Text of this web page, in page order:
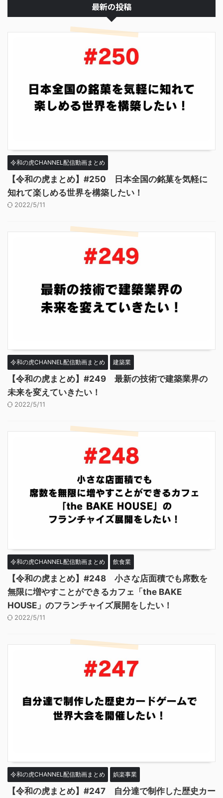
最新の投稿
令和の虎CHANNEL配信動画まとめ
【令和の虎まとめ】#250 日本全国の銘菓を気軽に
知れて楽しめる世界を構築したい！
2022/5/11
令和の虎CHANNEL配信動画まとめ 建築業
【令和の虎まとめ】#249 最新の技術で建築業界の
未来を変えていきたい！
2022/5/11
令和の虎CHANNEL配信動画まとめ 飲食業
【令和の虎まとめ】#248 小さな店面積でも席数を
無限に増やすことができるカフェ「the BAKE
HOUSE」のフランチャイズ展開をしたい！
2022/5/11
令和の虎CHANNEL配信動画まとめ 娯楽事業
【令和の虎まとめ】#247 自分達で制作した歴史カー